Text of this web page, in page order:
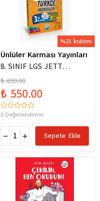
%21 İndirim
Ünlüler Karması Yayınları
8. SINIF LGS JETT
TÜRKÇE FASİKÜLLERİ
₺ 699.00
₺ 550.00
0 Değerlendirme
Sepete Ekle